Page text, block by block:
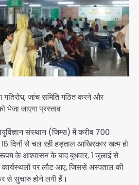
जांच समिति गठित करने और
भेजा जाएगा प्रस्ताव
संस्थान (जिम्स) में करीब 700
16 दिनों से चल रही हड़ताल आखिरकार खत्म हो
रूपम के आश्वासन के बाद बुधवार, 1 जुलाई से
पर लौट आए, जिससे अस्पताल की
से सुचारु होने लगी हैं।